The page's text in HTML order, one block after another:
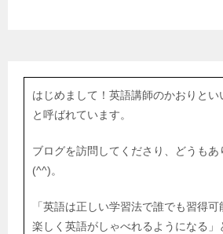
はじめまして！英語講師のかおりと
と呼ばれています。
ブログを訪問してくださり、どうも
(^^)。
「英語は正しい学習法で誰でも習得
楽しく英語がしゃべれるようになる